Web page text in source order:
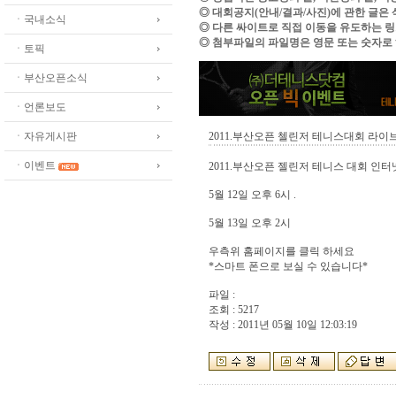
ㆍ국내소식
ㆍ토픽
ㆍ부산오픈소식
ㆍ언론보도
ㆍ자유게시판
ㆍ이벤트
◎ 대회공지(안내/결과/사진)에 관한 글은
◎ 다른 싸이트로 직접 이동을 유도하는
◎ 첨부파일의 파일명은 영문 또는 숫자로
2011.부산오픈 첼린저 테니스대회 라이
2011.부산오픈 젤린저 테니스 대회 인
5월 12일 오후 6시 .
5월 13일 오후 2시
우측위 홈페이지를 클릭 하세요
*스마트 폰으로 보실 수 있습니다*
파일 :
조회 : 5217
작성 : 2011년 05월 10일 12:03:19